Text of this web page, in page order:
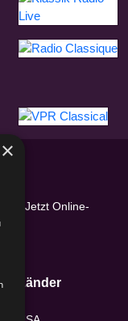
- Jetzt Online-
Länder
×